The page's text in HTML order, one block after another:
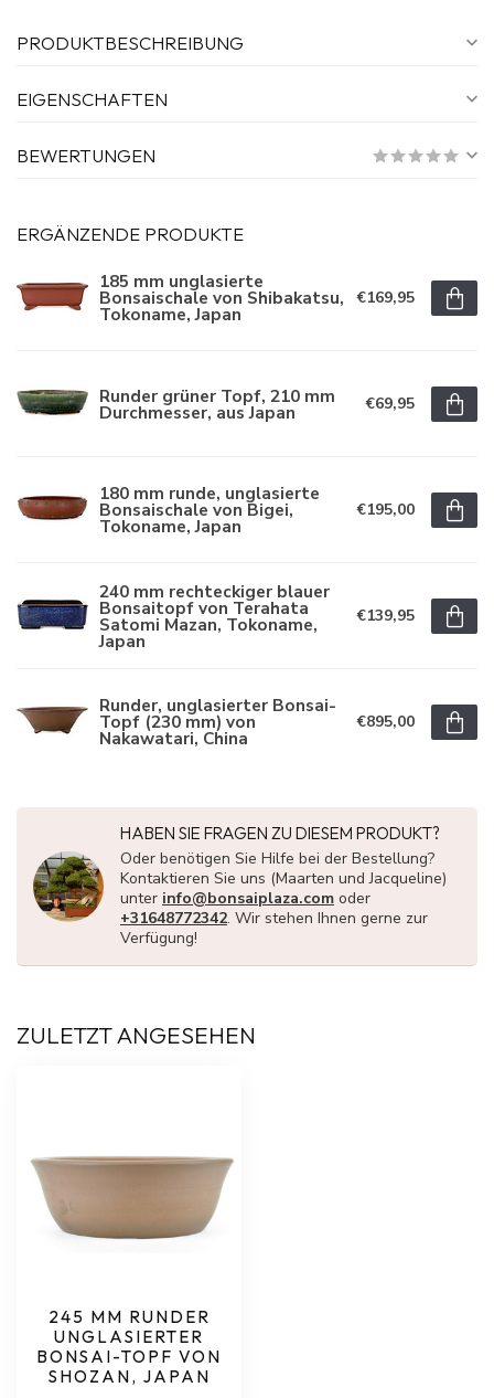
PRODUKTBESCHREIBUNG
EIGENSCHAFTEN
BEWERTUNGEN
ERGÄNZENDE PRODUKTE
185 mm unglasierte
Bonsaischale von Shibakatsu,
Tokoname, Japan
€169,95
Runder grüner Topf, 210 mm
Durchmesser, aus Japan €69,95
180 mm runde, unglasierte
Bonsaischale von Bigei,
Tokoname, Japan
€195,00
240 mm rechteckiger blauer
Bonsaitopf von Terahata
Satomi Mazan, Tokoname,
Japan
€139,95
Runder, unglasierter Bonsai-
Topf (230 mm) von
Nakawatari, China
€895,00
HABEN SIE FRAGEN ZU DIESEM PRODUKT?
Oder benötigen Sie Hilfe bei der Bestellung?
Kontaktieren Sie uns (Maarten und Jacqueline)
unter info@bonsaiplaza.com oder
+31648772342. Wir stehen Ihnen gerne zur
Verfügung!
ZULETZT ANGESEHEN
245 MM RUNDER
UNGLASIERTER
BONSAI-TOPF VON
SHOZAN, JAPAN